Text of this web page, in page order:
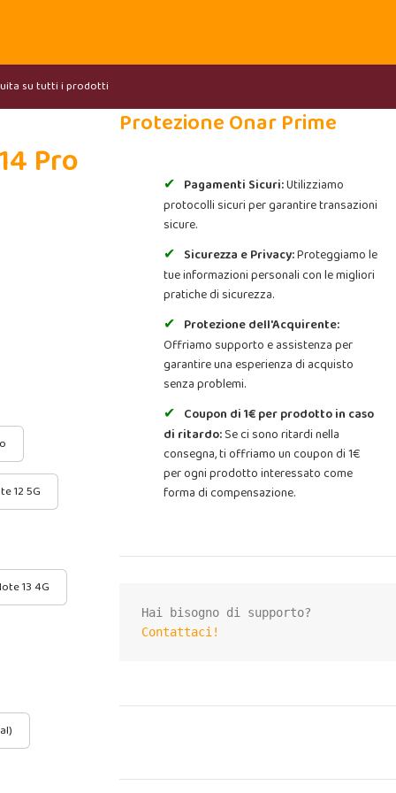
su tutti i prodotti
Pro
12 5G
13 4G
Protezione Onar Prime
Pagamenti Sicuri:Utilizziamo
protocolli sicuri per garantire transazioni
sicure.
Sicurezza e Privacy:Proteggiamo le
tue informazioni personali con le migliori
pratiche di sicurezza.
Protezione dell'Acquirente:
Offriamo supporto e assistenza per
garantire una esperienza di acquisto
senza problemi.
Coupon di 1€ per prodotto in caso
di ritardo:Se ci sono ritardi nella
consegna, ti offriamo un coupon di 1€
per ogni prodotto interessato come
forma di compensazione.
Contattaci!